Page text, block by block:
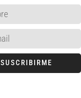
SUSCRIBIRME